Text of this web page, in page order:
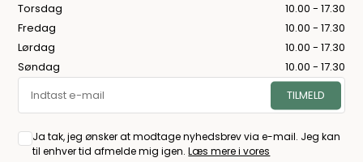
Torsdag
10.00 - 17.30
Fredag
10.00 - 17.30
Lørdag
10.00 - 17.30
Søndag
10.00 - 17.30
Ja tak, jeg ønsker at modtage nyhedsbrev via e-mail. Jeg kan
til enhver tid afmelde mig igen.Læs mere i vores